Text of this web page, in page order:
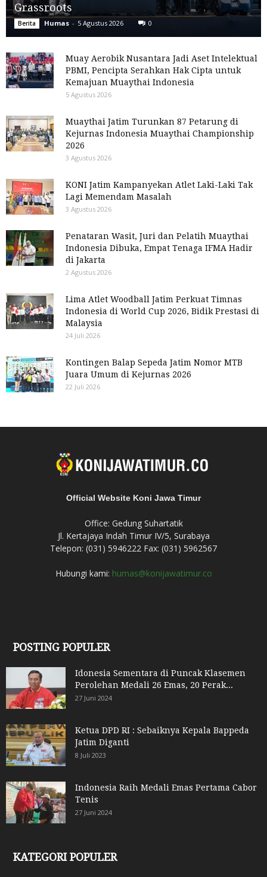
Grassroots
Berita Humas - 5 Agustus 2026 0
Muay Aerobik Nusantara Jadi Aset Intelektual
PBMI, Pencipta Serahkan Hak Cipta untuk
Kemajuan Muaythai Indonesia
5 Agustus 2026
Muaythai Jatim Turunkan 87 Petarung di
Kejurnas Indonesia Muaythai Championship
2026
3 Agustus 2026
KONI Jatim Kampanyekan Atlet Laki-Laki Tak
Lagi Memendam Masalah
3 Agustus 2026
Penataran Wasit, Juri dan Pelatih Muaythai
Indonesia Dibuka, Empat Tenaga IFMA Hadir
di Jakarta
2 Agustus 2026
Lima Atlet Woodball Jatim Perkuat Timnas
Indonesia di World Cup 2026, Bidik Prestasi di
Malaysia
24 Juli 2026
Kontingen Balap Sepeda Jatim Nomor MTB
Juara Umum di Kejurnas 2026
22 Juli 2026
Official Website Koni Jawa Timur
Office: Gedung Suhartatik
Jl. Kertajaya Indah Timur IV/5, Surabaya
Telepon: (031) 5946222 Fax: (031) 5962567
Hubungi kami: humas@konijawatimur.co
POSTING POPULER
Idonesia Sementara di Puncak Klasemen
Perolehan Medali 26 Emas, 20 Perak...
27 Juni 2024
Ketua DPD RI : Sebaiknya Kepala Bappeda
Jatim Diganti
8 Juli 2023
Indonesia Raih Medali Emas Pertama Cabor
Tenis
27 Juni 2024
KATEGORI POPULER